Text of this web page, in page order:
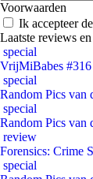
Voorwaarden
Ik accepteer de
Laatste reviews
special
VrijMiBabes
special
Random Pics van
special
Random Pics van
review
Forensics: Crime
special